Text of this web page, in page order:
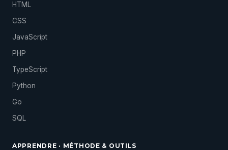
HTML
CSS
JavaScript
PHP
TypeScript
Python
Go
SQL
APPRENDRE · MÉTHODE & OUTILS